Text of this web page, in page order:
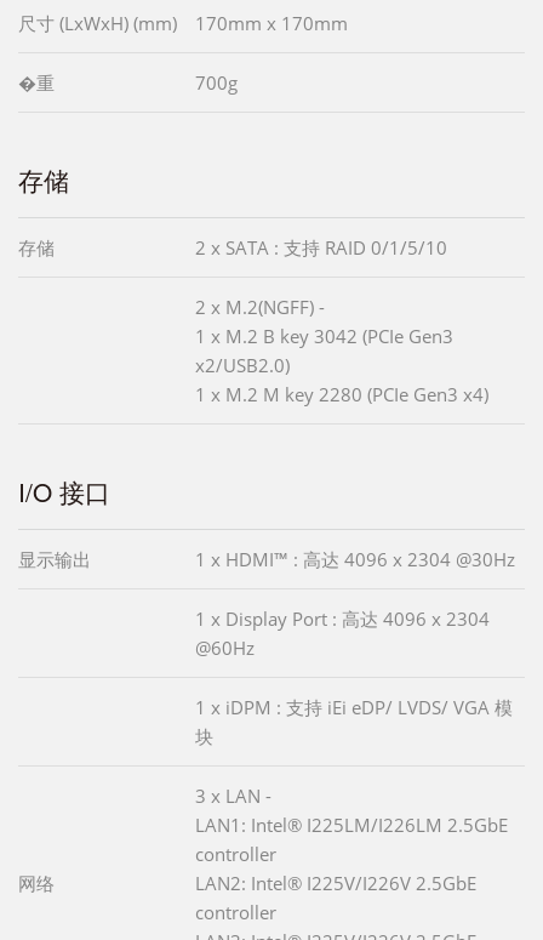
尺寸 (LxWxH) (mm) 170mm x 170mm
�重 700g
存储
存储 2 x SATA : 支持 RAID 0/1/5/10
2 x M.2(NGFF) -
1 x M.2 B key 3042 (PCIe Gen3
x2/USB2.0)
1 x M.2 M key 2280 (PCIe Gen3 x4)
I/O 接口
显示输出 1 x HDMI™ : 高达 4096 x 2304 @30Hz
1 x Display Port : 高达 4096 x 2304
@60Hz
1 x iDPM : 支持 iEi eDP/ LVDS/ VGA 模
块
网络
3 x LAN -
LAN1: Intel® I225LM/I226LM 2.5GbE
controller
LAN2: Intel® I225V/I226V 2.5GbE
controller